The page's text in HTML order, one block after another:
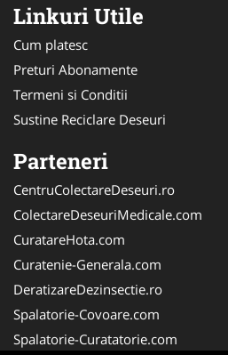
Linkuri Utile
Cum platesc
Preturi Abonamente
Termeni si Conditii
Sustine Reciclare Deseuri
Parteneri
CentruColectareDeseuri.ro
ColectareDeseuriMedicale.com
CuratareHota.com
Curatenie-Generala.com
DeratizareDezinsectie.ro
Spalatorie-Covoare.com
Spalatorie-Curatatorie.com